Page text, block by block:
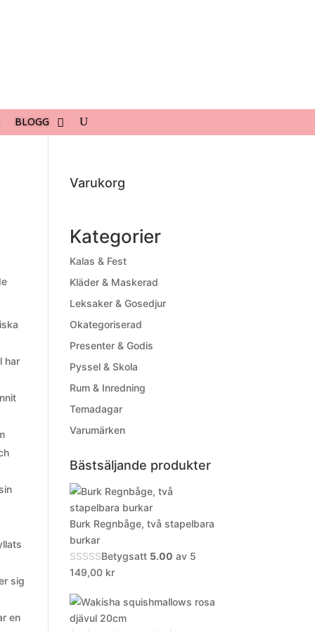
BLOGG
har
sig
en
Varukorg
Kategorier
Kalas & Fest
Kläder & Maskerad
Leksaker & Gosedjur
Okategoriserad
Presenter & Godis
Pyssel & Skola
Rum & Inredning
Temadagar
Varumärken
Bästsäljande produkter
Burk Regnbåge, två stapelbara
burkar
Betygsatt 5.00 av 5
149,00 kr